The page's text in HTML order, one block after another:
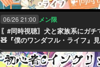
06/26 21:00 メン限
〖#同時視聴〗犬と家族系にガチ
🧸『僕のワンダフル・ライフ』
#陽茅ほかほか￤#UniVIRTUAL